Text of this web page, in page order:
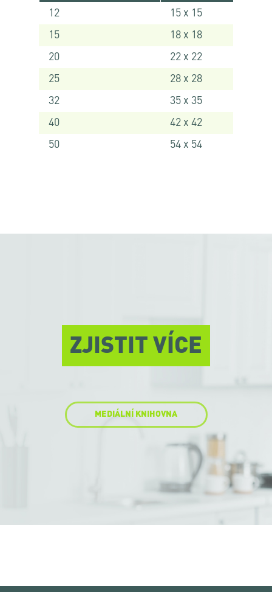
12
15 x 15
15
18 x 18
20
22 x 22
25
28 x 28
32
35 x 35
40
42 x 42
50
54 x 54
ZJISTIT VÍCE
MEDIÁLNÍ KNIHOVNA